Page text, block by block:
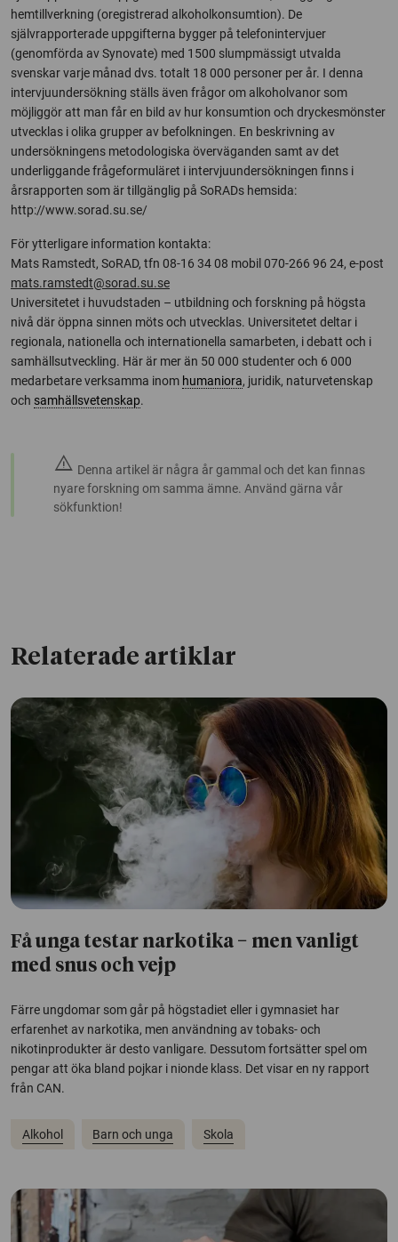
hemtillverkning (oregistrerad alkoholkonsumtion). De
självrapporterade uppgifterna bygger på telefonintervjuer
(genomförda av Synovate) med 1500 slumpmässigt utvalda
svenskar varje månad dvs. totalt 18 000 personer per år. I denna
intervjuundersökning ställs även frågor om alkoholvanor som
möjliggör att man får en bild av hur konsumtion och dryckesmönster
utvecklas i olika grupper av befolkningen. En beskrivning av
undersökningens metodologiska överväganden samt av det
underliggande frågeformuläret i intervjuundersökningen finns i
årsrapporten som är tillgänglig på SoRADs hemsida:
http://www.sorad.su.se/
För ytterligare information kontakta:
Mats Ramstedt, SoRAD, tfn 08-16 34 08 mobil 070-266 96 24, e-post
mats.ramstedt@sorad.su.se
Universitetet i huvudstaden – utbildning och forskning på högsta
nivå där öppna sinnen möts och utvecklas. Universitetet deltar i
regionala, nationella och internationella samarbeten, i debatt och i
samhällsutveckling. Här är mer än 50 000 studenter och 6 000
medarbetare verksamma inom humaniora, juridik, naturvetenskap
och samhällsvetenskap.
warning Denna artikel är några år gammal och det kan finnas
nyare forskning om samma ämne. Använd gärna vår
sökfunktion!
Relaterade artiklar
Få unga testar narkotika − men vanligt
med snus och vejp
Färre ungdomar som går på högstadiet eller i gymnasiet har
erfarenhet av narkotika, men användning av tobaks- och
nikotinprodukter är desto vanligare. Dessutom fortsätter spel om
pengar att öka bland pojkar i nionde klass. Det visar en ny rapport
från CAN.
Alkohol Barn och unga Skola